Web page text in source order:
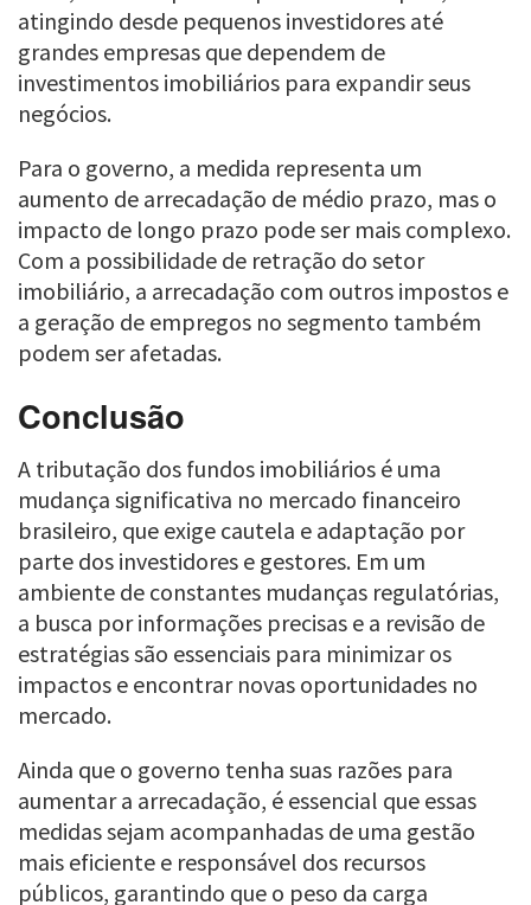
atingindo desde pequenos investidores até
grandes empresas que dependem de
investimentos imobiliários para expandir seus
negócios.
Para o governo, a medida representa um
aumento de arrecadação de médio prazo, mas o
impacto de longo prazo pode ser mais complexo.
Com a possibilidade de retração do setor
imobiliário, a arrecadação com outros impostos e
a geração de empregos no segmento também
podem ser afetadas.
Conclusão
A tributação dos fundos imobiliários é uma
mudança significativa no mercado financeiro
brasileiro, que exige cautela e adaptação por
parte dos investidores e gestores. Em um
ambiente de constantes mudanças regulatórias,
a busca por informações precisas e a revisão de
estratégias são essenciais para minimizar os
impactos e encontrar novas oportunidades no
mercado.
Ainda que o governo tenha suas razões para
aumentar a arrecadação, é essencial que essas
medidas sejam acompanhadas de uma gestão
mais eficiente e responsável dos recursos
públicos, garantindo que o peso da carga